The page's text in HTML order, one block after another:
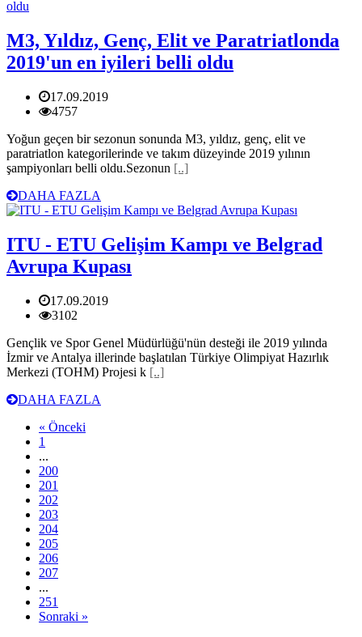
M3, Yıldız, Genç, Elit ve Paratriatlonda
2019'un en iyileri belli oldu
17.09.2019
4757
Yoğun geçen bir sezonun sonunda M3, yıldız, genç, elit ve
paratriatlon kategorilerinde ve takım düzeyinde 2019 yılının
şampiyonları belli oldu.Sezonun [..]
DAHA FAZLA
ITU - ETU Gelişim Kampı ve Belgrad
Avrupa Kupası
17.09.2019
3102
Gençlik ve Spor Genel Müdürlüğü'nün desteği ile 2019 yılında
İzmir ve Antalya illerinde başlatılan Türkiye Olimpiyat Hazırlık
Merkezi (TOHM) Projesi k [..]
DAHA FAZLA
« Önceki
1
...
200
201
202
203
204
205
206
207
...
251
Sonraki »